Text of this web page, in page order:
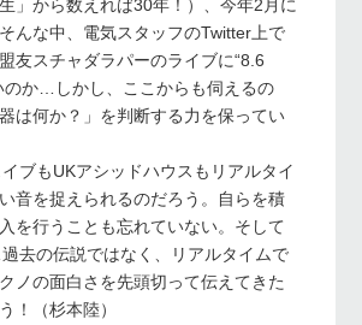
」から数えれば30年！）、今年2月に
んな中、電気スタッフのTwitter上で
友スチャダラパーのライブに“8.6
のか…しかし、ここからも伺えるの
は何か？」を判断する力を保ってい
ブもUKアシッドハウスもリアルタイ
音を捉えられるのだろう。自らを積
を行うことも忘れていない。そして
去の伝説ではなく、リアルタイムで
ノの面白さを先頭切って伝えてきた
！（杉本陸）